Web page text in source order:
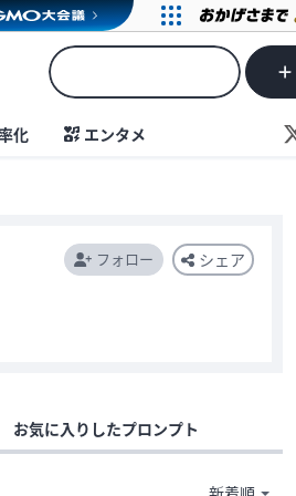
化 エンタメ
フォロー シェア
お気に入りしたプロンプト